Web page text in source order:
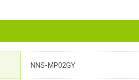
NNS-MP02GY